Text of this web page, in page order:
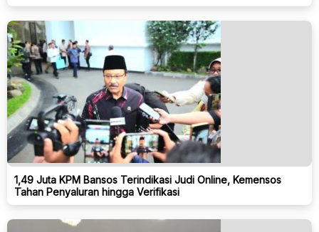
1,49 Juta KPM Bansos Terindikasi Judi Online, Kemensos
Tahan Penyaluran hingga Verifikasi